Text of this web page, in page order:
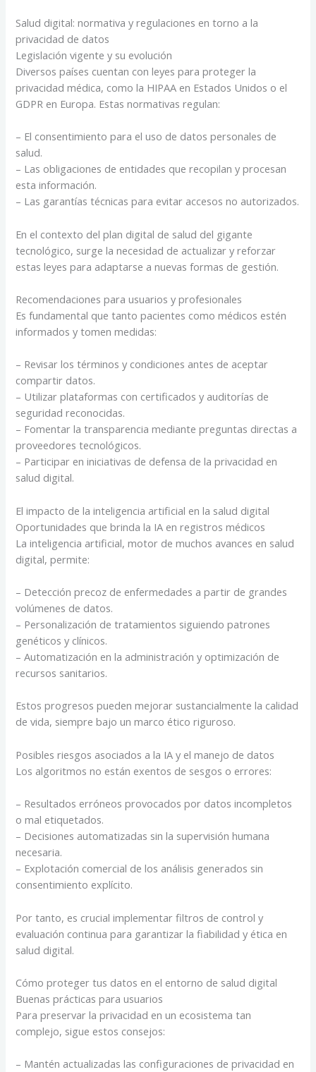
Salud digital: normativa y regulaciones en torno a la
privacidad de datos
Legislación vigente y su evolución
Diversos países cuentan con leyes para proteger la
privacidad médica, como la HIPAA en Estados Unidos o el
GDPR en Europa. Estas normativas regulan:
– El consentimiento para el uso de datos personales de
salud.
– Las obligaciones de entidades que recopilan y procesan
esta información.
– Las garantías técnicas para evitar accesos no autorizados.
En el contexto del plan digital de salud del gigante
tecnológico, surge la necesidad de actualizar y reforzar
estas leyes para adaptarse a nuevas formas de gestión.
Recomendaciones para usuarios y profesionales
Es fundamental que tanto pacientes como médicos estén
informados y tomen medidas:
– Revisar los términos y condiciones antes de aceptar
compartir datos.
– Utilizar plataformas con certificados y auditorías de
seguridad reconocidas.
– Fomentar la transparencia mediante preguntas directas a
proveedores tecnológicos.
– Participar en iniciativas de defensa de la privacidad en
salud digital.
El impacto de la inteligencia artificial en la salud digital
Oportunidades que brinda la IA en registros médicos
La inteligencia artificial, motor de muchos avances en salud
digital, permite:
– Detección precoz de enfermedades a partir de grandes
volúmenes de datos.
– Personalización de tratamientos siguiendo patrones
genéticos y clínicos.
– Automatización en la administración y optimización de
recursos sanitarios.
Estos progresos pueden mejorar sustancialmente la calidad
de vida, siempre bajo un marco ético riguroso.
Posibles riesgos asociados a la IA y el manejo de datos
Los algoritmos no están exentos de sesgos o errores:
– Resultados erróneos provocados por datos incompletos
o mal etiquetados.
– Decisiones automatizadas sin la supervisión humana
necesaria.
– Explotación comercial de los análisis generados sin
consentimiento explícito.
Por tanto, es crucial implementar filtros de control y
evaluación continua para garantizar la fiabilidad y ética en
salud digital.
Cómo proteger tus datos en el entorno de salud digital
Buenas prácticas para usuarios
Para preservar la privacidad en un ecosistema tan
complejo, sigue estos consejos:
– Mantén actualizadas las configuraciones de privacidad en